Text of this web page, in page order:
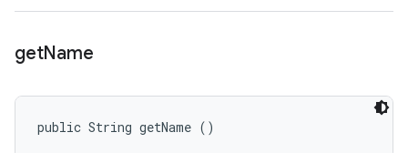
getName
public String getName ()